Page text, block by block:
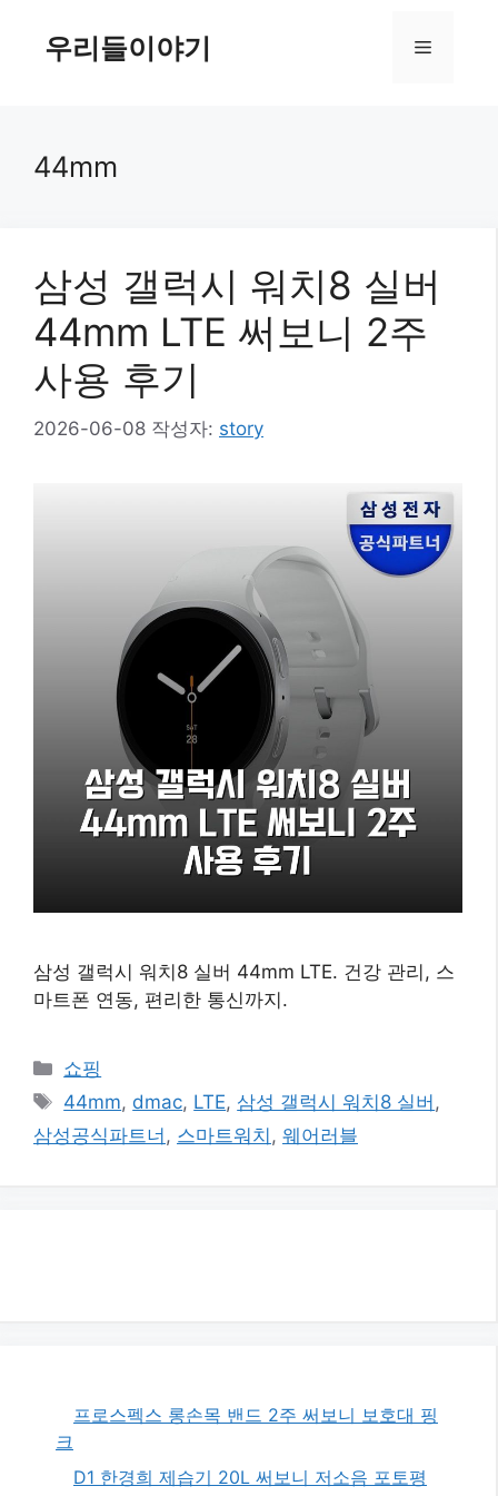
우리들이야기 메
44mm
삼성 갤럭시 워치8 실버
44mm LTE 써보니 2주
사용 후기
2026-06-08 작성자: story
삼성 갤럭시 워치8 실버 44mm LTE. 건강 관리, 스
마트폰 연동, 편리한 통신까지.
카
테
리
쇼핑
태
그
44mm, dmac, LTE, 삼성 갤럭시 워치8 실버 ,
삼성공식파트너 , 스마트워치 , 웨어러블
프로스펙스 롱손목 밴드 2주 써보니 보호대 핑
크
D1 한경희 제습기 20L 써보니 저소음 포토평